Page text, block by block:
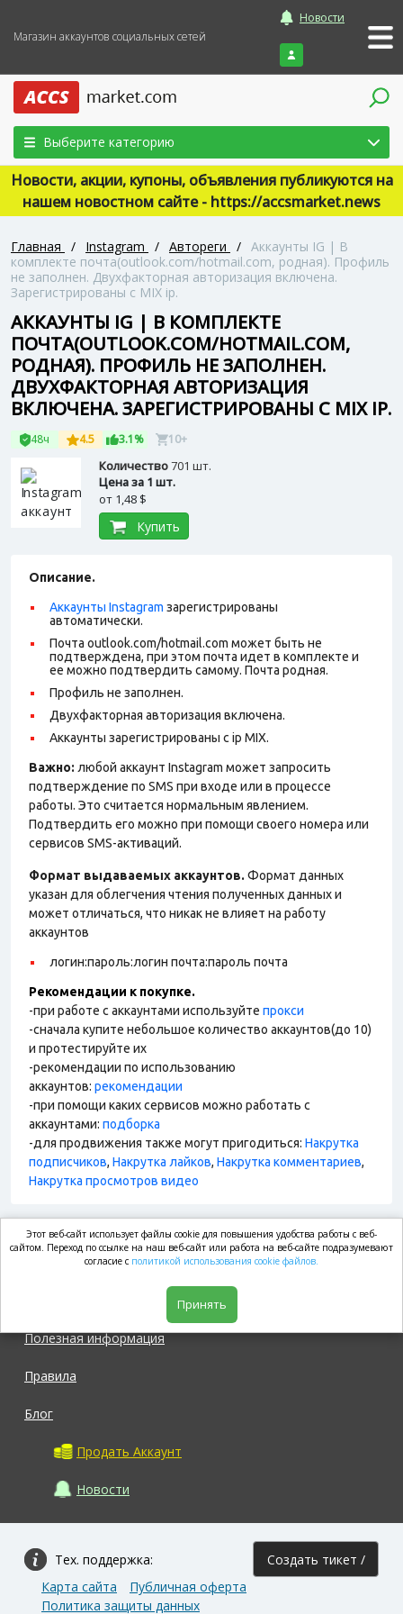
Магазин аккаунтов социальных сетей
Новости
Войти
Выберите категорию
Новости, акции, купоны, объявления публикуются на
нашем новостном сайте - https://accsmarket.news
Главная / Instagram / Автореги / Аккаунты IG | В
комплекте почта(outlook.com/hotmail.com, родная). Профиль
не заполнен. Двухфакторная авторизация включена.
Зарегистрированы с MIX ip.
АККАУНТЫ IG | В КОМПЛЕКТЕ
ПОЧТА(OUTLOOK.COM/HOTMAIL.COM,
РОДНАЯ). ПРОФИЛЬ НЕ ЗАПОЛНЕН.
ДВУХФАКТОРНАЯ АВТОРИЗАЦИЯ
ВКЛЮЧЕНА. ЗАРЕГИСТРИРОВАНЫ С MIX IP.
48ч 4.5 3.1% 10+
Количество701 шт.
Цена за 1 шт.
от 1,48 $
Купить
Описание.
Аккаунты Instagram зарегистрированы
автоматически.
Почта outlook.com/hotmail.com может быть не
подтверждена, при этом почта идет в комплекте и
ее можно подтвердить самому. Почта родная.
Профиль не заполнен.
Двухфакторная авторизация включена.
Аккаунты зарегистрированы с ip MIX.
Важно: любой аккаунт Instagram может запросить
подтверждение по SMS при входе или в процессе
работы. Это считается нормальным явлением.
Подтвердить его можно при помощи своего номера или
сервисов SMS-активаций.
Формат выдаваемых аккаунтов. Формат данных
указан для облегчения чтения полученных данных и
может отличаться, что никак не влияет на работу
аккаунтов
логин:пароль:логин почта:пароль почта
Рекомендации к покупке.
-при работе с аккаунтами используйте прокси
-сначала купите небольшое количество аккаунтов(до 10)
и протестируйте их
-рекомендации по использованию
аккаунтов: рекомендации
-при помощи каких сервисов можно работать с
аккаунтами: подборка
-для продвижения также могут пригодиться: Накрутка
подписчиков, Накрутка лайков, Накрутка комментариев,
Накрутка просмотров видео
market.com
Полезная информация
Правила
Блог
Продать Аккаунт
Новости
Тех. поддержка: Создать тикет /
Карта сайта
Публичная оферта
Политика защиты данных
Этот веб-сайт использует файлы cookie для повышения удобства работы с веб-
сайтом. Переход по ссылке на наш веб-сайт или работа на веб-сайте подразумевают
согласие с политикой использования cookie файлов.
Принять